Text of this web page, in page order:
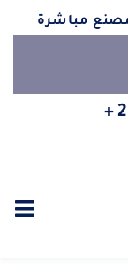
مباشرة